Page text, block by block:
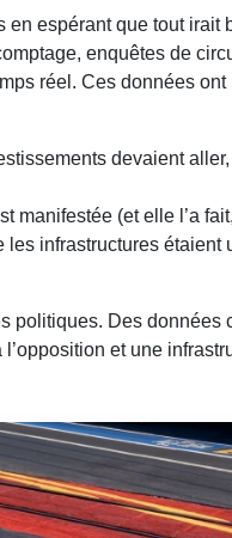
en espérant que tout irait
enquêtes de
réel. Ces données
devaient
manifestée (et elle l’a
infrastructures étaient
politiques. Des données
et une